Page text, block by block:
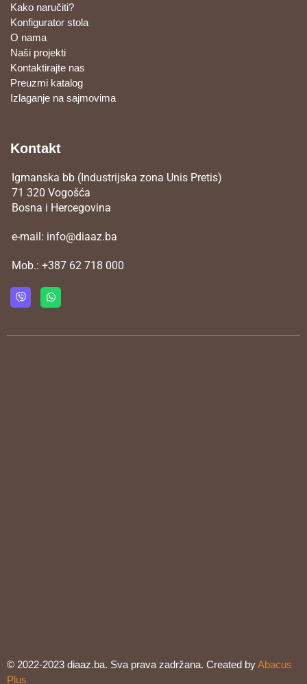
Kako naručiti?
Konfigurator stola
O nama
Naši projekti
Kontaktirajte nas
Preuzmi katalog
Izlaganje na sajmovima
Kontakt
Igmanska bb (Industrijska zona Unis Pretis)
71 320 Vogošća
Bosna i Hercegovina
e-mail: info@diaaz.ba
Mob.: +387 62 718 000
© 2022-2023 diaaz.ba. Sva prava zadržana. Created byAbacus
Plus